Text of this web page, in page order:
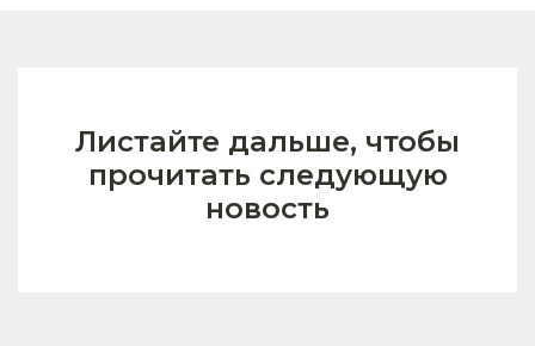
Листайте дальше, чтобы
прочитать следующую
новость